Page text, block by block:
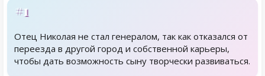
#1
Отец Николая не стал генералом, так как отказался от
переезда в другой город и собственной карьеры,
чтобы дать возможность сыну творчески развиваться.